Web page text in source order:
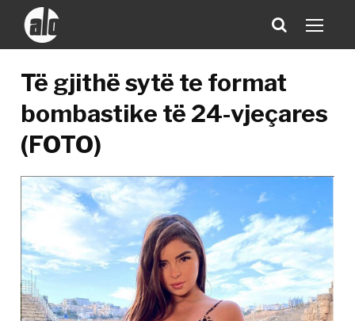
Të gjithë sytë te format
bombastike të 24-vjeçares
(FOTO)